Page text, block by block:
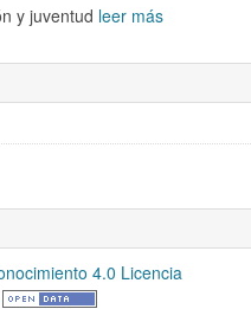
y juventud leer más
4.0 Licencia